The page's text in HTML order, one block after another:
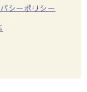
シーポリシー